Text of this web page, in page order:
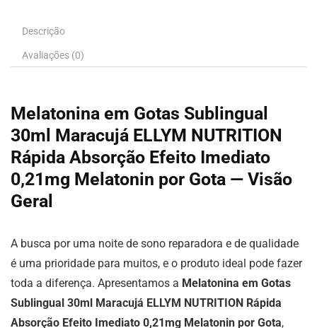
Descrição
Avaliações (0)
Melatonina em Gotas Sublingual
30ml Maracujá ELLYM NUTRITION
Rápida Absorção Efeito Imediato
0,21mg Melatonin por Gota — Visão
Geral
A busca por uma noite de sono reparadora e de qualidade
é uma prioridade para muitos, e o produto ideal pode fazer
toda a diferença. Apresentamos a Melatonina em Gotas
Sublingual 30ml Maracujá ELLYM NUTRITION Rápida
Absorção Efeito Imediato 0,21mg Melatonin por Gota,